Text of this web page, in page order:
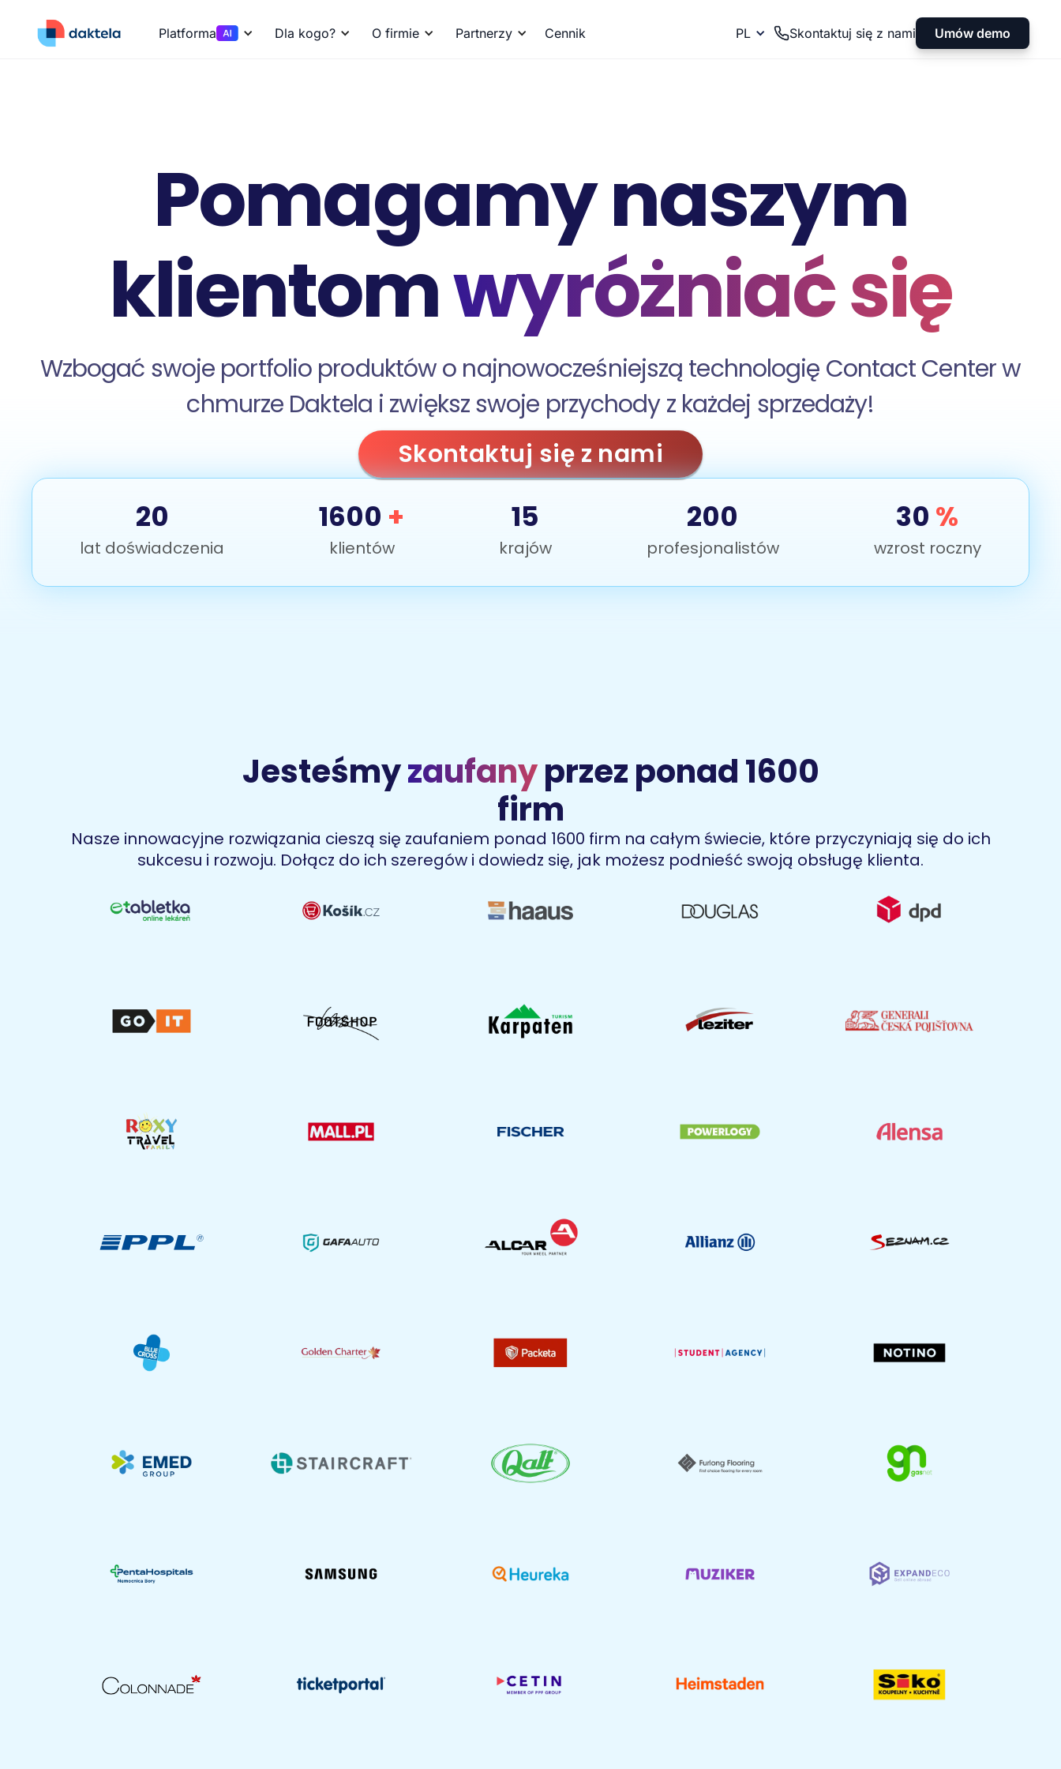
Platforma Dla kogo? O firmie Partnerzy Cennik PL Skontaktuj się z nami Umów demo
Pomagamy naszym
klientomwyróżniać się
Wzbogać swoje portfolio produktów o najnowocześniejszą technologię Contact Center w
chmurze Daktela i zwiększ swoje przychody z każdej sprzedaży!
Skontaktuj się z nami
20
lat doświadczenia
1600 +
klientów
15
krajów
200
profesjonalistów
30 %
wzrost roczny
Jesteśmyzaufanyprzez ponad 1600
firm
Nasze innowacyjne rozwiązania cieszą się zaufaniem ponad 1600 firm na całym świecie, które przyczyniają się do ich
sukcesu i rozwoju. Dołącz do ich szeregów i dowiedz się, jak możesz podnieść swoją obsługę klienta.